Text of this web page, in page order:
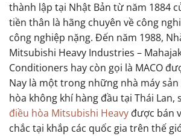
thành lập tại Nhật Bản từ năm 1884
tiền thân là hãng chuyên về công
công nghiệp nặng. Đến năm 1988,
Mitsubishi Heavy Industries –
Conditioners hay còn gọi là MACO
Nay là một trong những nhà máy
hòa không khí hàng đầu tại Thái Lan,
điều hòa Mitsubishi Heavy được bán
chắc tại khắp các quốc gia trên thế